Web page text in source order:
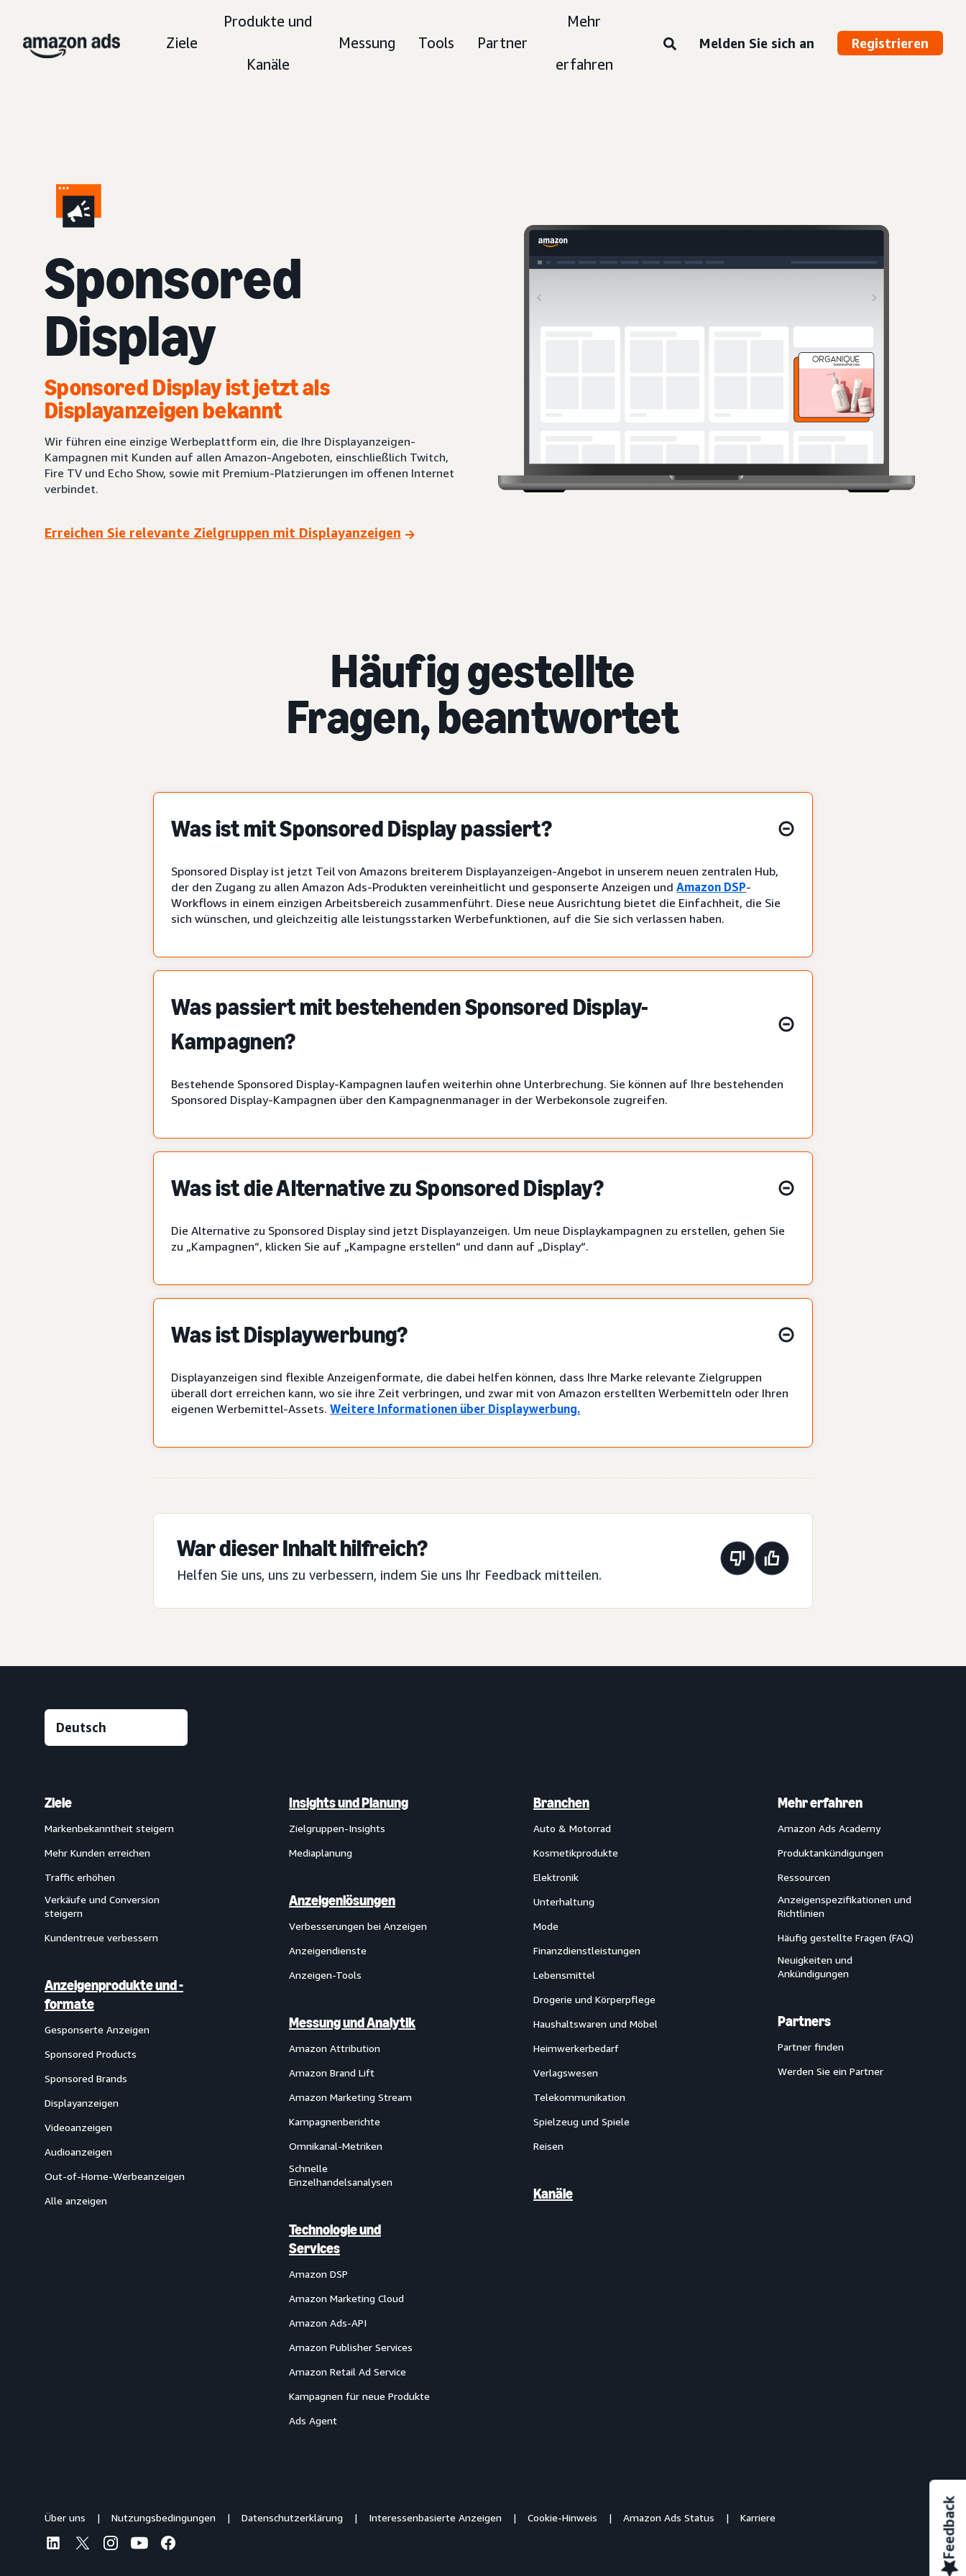
Ziele
Produkte und
Kanäle
Messung Tools Partner
Mehr
erfahren
Melden Sie sich an Registrieren
Sponsored
Display
Sponsored Display ist jetzt als
Displayanzeigen bekannt
Wir führen eine einzige Werbeplattform ein, die Ihre Displayanzeigen-
Kampagnen mit Kunden auf allen Amazon-Angeboten, einschließlich Twitch,
Fire TV und Echo Show, sowie mit Premium-Platzierungen im offenen Internet
verbindet.
Erreichen Sie relevante Zielgruppen mit Displayanzeigen
Häufig gestellte
Fragen, beantwortet
Was ist mit Sponsored Display passiert?
Sponsored Display ist jetzt Teil von Amazons breiterem Displayanzeigen-Angebot in unserem neuen zentralen Hub,
der den Zugang zu allen Amazon Ads-Produkten vereinheitlicht und gesponserte Anzeigen undAmazon DSP-
Workflows in einem einzigen Arbeitsbereich zusammenführt. Diese neue Ausrichtung bietet die Einfachheit, die Sie
sich wünschen, und gleichzeitig alle leistungsstarken Werbefunktionen, auf die Sie sich verlassen haben.
Was passiert mit bestehenden Sponsored Display-
Kampagnen?
Bestehende Sponsored Display-Kampagnen laufen weiterhin ohne Unterbrechung. Sie können auf Ihre bestehenden
Sponsored Display-Kampagnen über den Kampagnenmanager in der Werbekonsole zugreifen.
Was ist die Alternative zu Sponsored Display?
Die Alternative zu Sponsored Display sind jetzt Displayanzeigen. Um neue Displaykampagnen zu erstellen, gehen Sie
zu „Kampagnen“, klicken Sie auf „Kampagne erstellen“ und dann auf „Display“.
Was ist Displaywerbung?
Displayanzeigen sind flexible Anzeigenformate, die dabei helfen können, dass Ihre Marke relevante Zielgruppen
überall dort erreichen kann, wo sie ihre Zeit verbringen, und zwar mit von Amazon erstellten Werbemitteln oder Ihren
eigenen Werbemittel-Assets.Weitere Informationen über Displaywerbung.
War dieser Inhalt hilfreich?
Helfen Sie uns, uns zu verbessern, indem Sie uns Ihr Feedback mitteilen.
Feedback
Ziele
Markenbekanntheit steigern
Mehr Kunden erreichen
Traffic erhöhen
Verkäufe und Conversion
steigern
Kundentreue verbessern
Anzeigenprodukte und -
formate
Gesponserte Anzeigen
Sponsored Products
Sponsored Brands
Displayanzeigen
Videoanzeigen
Audioanzeigen
Out-of-Home-Werbeanzeigen
Alle anzeigen
Insights und Planung
Zielgruppen-Insights
Mediaplanung
Anzeigenlösungen
Verbesserungen bei Anzeigen
Anzeigendienste
Anzeigen-Tools
Messung und Analytik
Amazon Attribution
Amazon Brand Lift
Amazon Marketing Stream
Kampagnenberichte
Omnikanal-Metriken
Schnelle
Einzelhandelsanalysen
Technologie und
Services
Amazon DSP
Amazon Marketing Cloud
Amazon Ads-API
Amazon Publisher Services
Amazon Retail Ad Service
Kampagnen für neue Produkte
Ads Agent
Branchen
Auto & Motorrad
Kosmetikprodukte
Elektronik
Unterhaltung
Mode
Finanzdienstleistungen
Lebensmittel
Drogerie und Körperpflege
Haushaltswaren und Möbel
Heimwerkerbedarf
Verlagswesen
Telekommunikation
Spielzeug und Spiele
Reisen
Kanäle
Mehr erfahren
Amazon Ads Academy
Produktankündigungen
Ressourcen
Anzeigenspezifikationen und
Richtlinien
Häufig gestellte Fragen (FAQ)
Neuigkeiten und
Ankündigungen
Partners
Partner finden
Werden Sie ein Partner
Über uns Nutzungsbedingungen Datenschutzerklärung Interessenbasierte Anzeigen Cookie-Hinweis Amazon Ads Status Karriere